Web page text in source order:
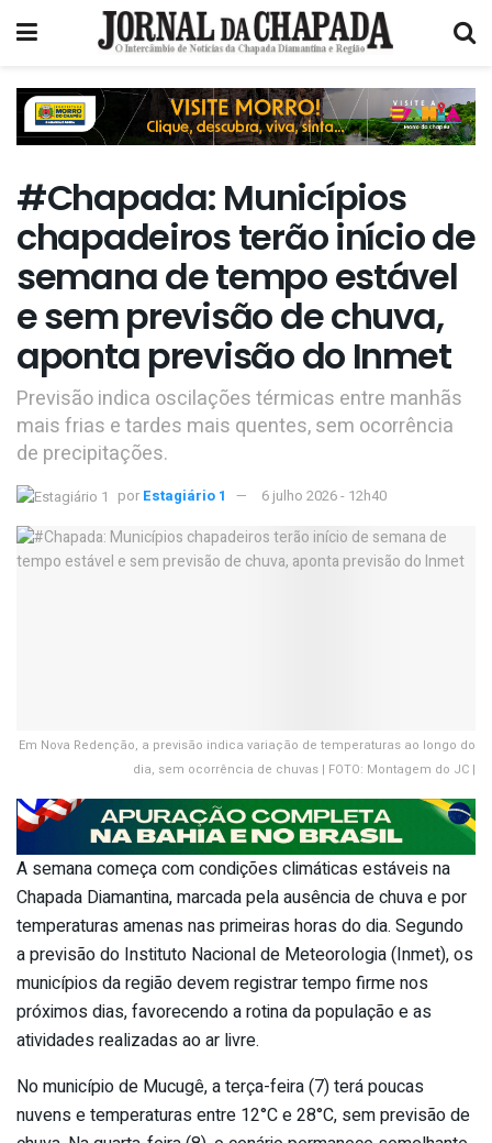
#Chapada: Municípios
chapadeiros terão início de
semana de tempo estável
e sem previsão de chuva,
aponta previsão do Inmet
Previsão indica oscilações térmicas entre manhãs
mais frias e tardes mais quentes, sem ocorrência
de precipitações.
por Estagiário 1 6 julho 2026 - 12h40
Em Nova Redenção, a previsão indica variação de temperaturas ao longo do
dia, sem ocorrência de chuvas | FOTO: Montagem do JC |
A semana começa com condições climáticas estáveis na
Chapada Diamantina, marcada pela ausência de chuva e por
temperaturas amenas nas primeiras horas do dia. Segundo
a previsão do Instituto Nacional de Meteorologia (Inmet), os
municípios da região devem registrar tempo firme nos
próximos dias, favorecendo a rotina da população e as
atividades realizadas ao ar livre.
No município de Mucugê, a terça-feira (7) terá poucas
nuvens e temperaturas entre 12°C e 28°C, sem previsão de